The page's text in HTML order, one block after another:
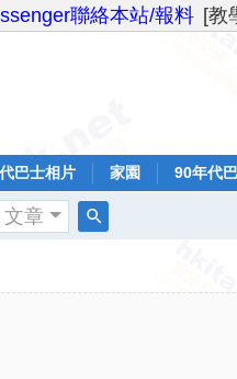
聯絡本站/報料 [教
巴士相片 家園 90年代
文章